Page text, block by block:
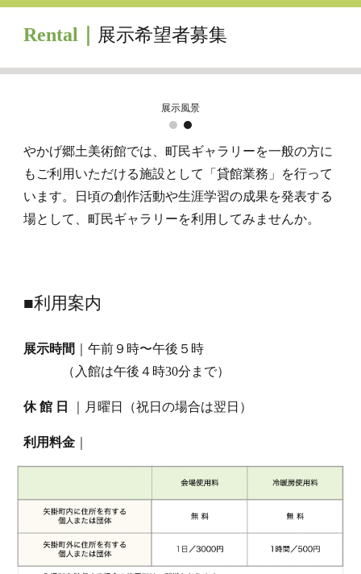
Rental｜ 展示希望者募集
展示風景
やかげ郷土美術館では、町民ギャラリーを一般の方に
もご利用いただける施設として「貸館業務」を行って
います。日頃の創作活動や生涯学習の成果を発表する
場として、町民ギャラリーを利用してみませんか。
■利用案内
展示時間 ｜午前９時〜午後５時
（入館は午後４時30分まで）
休 館 日 ｜月曜日（祝日の場合は翌日）
利用料金